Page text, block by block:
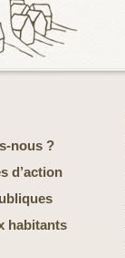
nous ?
d’action
habitants